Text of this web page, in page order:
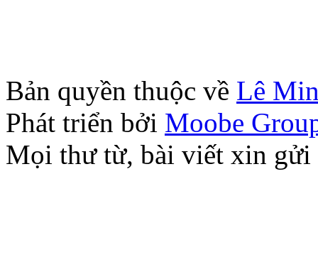
Bản quyền thuộc về Lê
Phát triển bởi Moobe
Mọi thư từ, bài viết xin gửi